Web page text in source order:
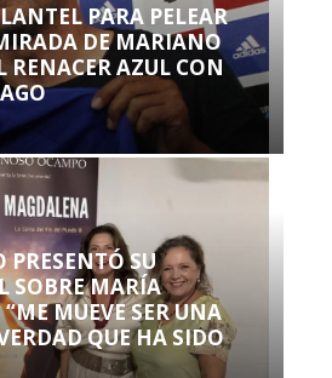
PARA PELEAR
DE MARIANO
RENACER AZUL CON
SU
SOBRE MARÍA
MUEVE SER UNA
QUE HA SIDO